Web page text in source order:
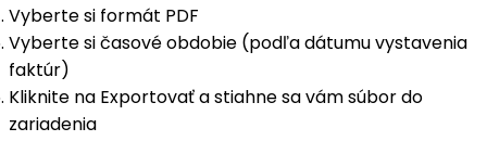
Vyberte si formát PDF
Vyberte si časové obdobie (podľa dátumu vystavenia
faktúr)
Kliknite na Exportovaťa stiahne sa vám súbor do
zariadenia